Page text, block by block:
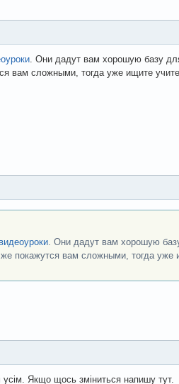
. Они дадут вам хорошую базу
вам сложными, тогда уже ищите
видеоуроки. Они дадут вам хорошую
покажутся вам сложными, тогда уже
Якщо щось зміниться напишу тут.